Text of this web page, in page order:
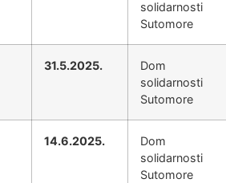
solidarnosti
Sutomore
31.5.2025.
Dom
solidarnosti
Sutomore
14.6.2025.
Dom
solidarnosti
Sutomore